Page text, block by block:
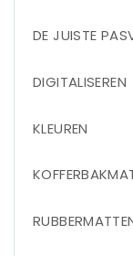
DE JUISTE
DIGITALISEREN
KLEUREN